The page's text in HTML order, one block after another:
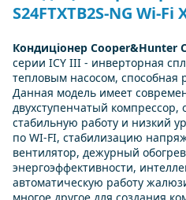
S24FTXTB2S-NG Wi-Fi
Кондиціонер Cooper&Hunter
серии ICY III - инверторная
тепловым насосом, способная
Данная модель имеет
двухступенчатый
стабильную работу и низкий
по WI-FI, стабилизацию
вентилятор, дежурный
энергоэффективности,
автоматическую работу
многое другое для создания